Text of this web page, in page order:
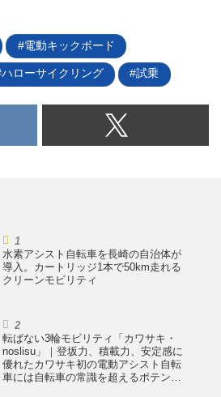
電動キックボード
ハローサイクリング 試乗
水素アシスト自転車を長崎の自治体が
導入。カートリッジ1本で50km走れる
クリーンモビリティ
転ばない3輪モビリティ「カワサキ・
noslisu」｜登坂力、積載力、安定感に
優れたカワサキ初の電動アシスト自転
車には自転車の常識を超えるポテンシ